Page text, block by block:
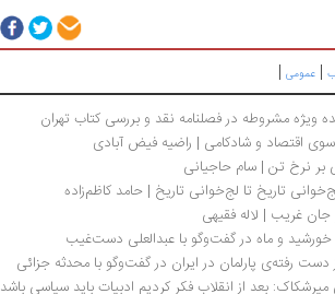
| عمومی |
ویژه مشروطه در فصلنامه نقد و بررسی کتاب تهران
اقتصاد و شادکامی | راضیه فیض آبادی
بر نرخ تن | سام حاجیانی
تاریخ تا لج‌خوانی تاریخ | حامد کاظم‌زاده
جان غریب | لاله فقیهی
خورشید و ماه در گفت‌وگو با عبدالعلی دست‌غیب
رفته‌ی پارلمان در ایران در گفت‌وگو با محدثه جزائی
بعد از انقلاب فکر کردیم ادبیات باید سیاسی باشد